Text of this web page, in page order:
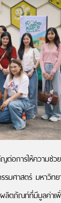
การให้ความช่
าสตร์ มหาวิท
ตภัณท์ที่มีมูลค่าเ